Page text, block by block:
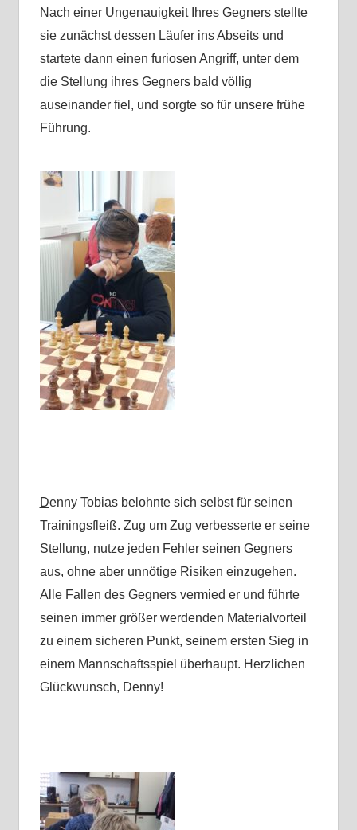
Nach einer Ungenauigkeit Ihres Gegners stellte
sie zunächst dessen Läufer ins Abseits und
startete dann einen furiosen Angriff, unter dem
die Stellung ihres Gegners bald völlig
auseinander fiel, und sorgte so für unsere frühe
Führung.
Denny Tobias belohnte sich selbst für seinen
Trainingsfleiß. Zug um Zug verbesserte er seine
Stellung, nutze jeden Fehler seinen Gegners
aus, ohne aber unnötige Risiken einzugehen.
Alle Fallen des Gegners vermied er und führte
seinen immer größer werdenden Materialvorteil
zu einem sicheren Punkt, seinem ersten Sieg in
einem Mannschaftsspiel überhaupt. Herzlichen
Glückwunsch, Denny!